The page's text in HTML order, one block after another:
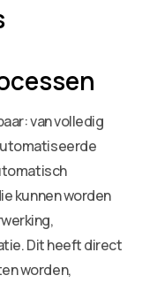
van volledig
kunnen worden
Dit heeft direct
worden,